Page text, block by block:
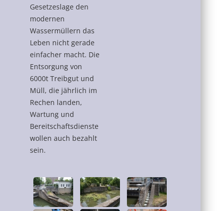
Gesetzeslage den
modernen
Wassermüllern das
Leben nicht gerade
einfacher macht. Die
Entsorgung von
6000t Treibgut und
Müll, die jährlich im
Rechen landen,
Wartung und
Bereitschaftsdienste
wollen auch bezahlt
sein.